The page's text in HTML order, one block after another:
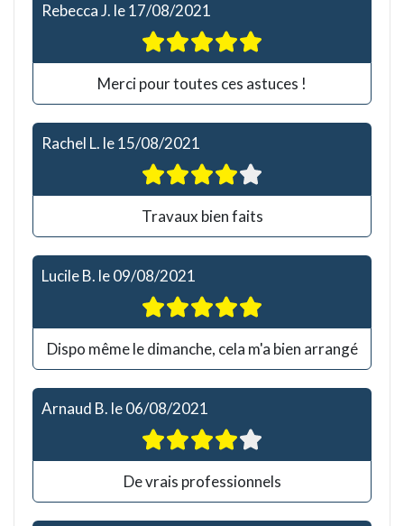
Rebecca J. le17/08/2021
Merci pour toutes ces astuces !
Rachel L. le15/08/2021
Travaux bien faits
Lucile B. le09/08/2021
Dispo même le dimanche, cela m'a bien arrangé
Arnaud B. le06/08/2021
De vrais professionnels